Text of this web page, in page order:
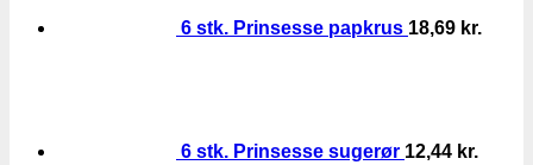
6 stk. Prinsesse papkrus 18,69 kr.
6 stk. Prinsesse sugerør 12,44 kr.